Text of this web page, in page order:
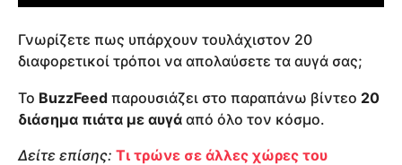
Γνωρίζετε πως υπάρχουν τουλάχιστον 20
διαφορετικοί τρόποι να απολαύσετε τα αυγά σας;
Το BuzzFeed παρουσιάζει στο παραπάνω βίντεο 20
διάσημα πιάτα με αυγά από όλο τον κόσμο.
Δείτε επίσης: Τι τρώνε σε άλλες χώρες του